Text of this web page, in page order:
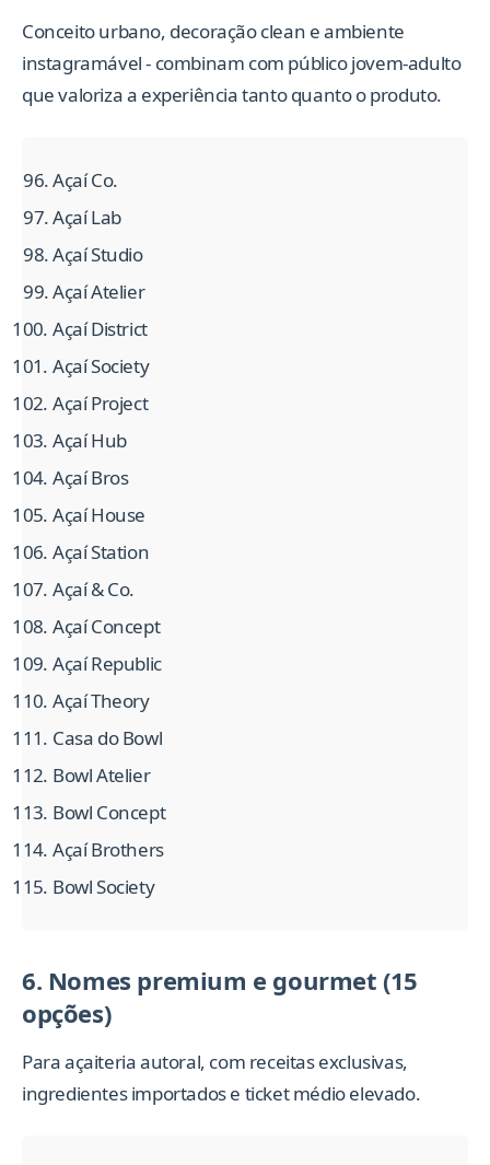
Conceito urbano, decoração clean e ambiente
instagramável - combinam com público jovem-adulto
que valoriza a experiência tanto quanto o produto.
Açaí Co.
Açaí Lab
Açaí Studio
Açaí Atelier
Açaí District
Açaí Society
Açaí Project
Açaí Hub
Açaí Bros
Açaí House
Açaí Station
Açaí & Co.
Açaí Concept
Açaí Republic
Açaí Theory
Casa do Bowl
Bowl Atelier
Bowl Concept
Açaí Brothers
Bowl Society
6. Nomes premium e gourmet (15
opções)
Para açaiteria autoral, com receitas exclusivas,
ingredientes importados e ticket médio elevado.